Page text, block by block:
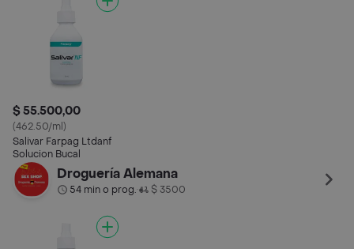
$ 55.500,00
(462.50/ml)
Salivar Farpag Ltdanf
Solucion Bucal
Droguería Alemana
54 min o prog.• $ 3500